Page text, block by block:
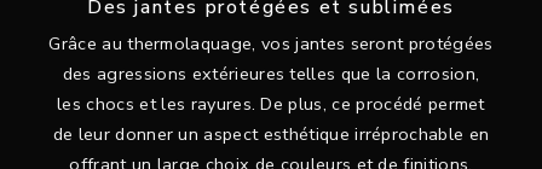
Des jantes protégées et sublimées
Grâce au thermolaquage, vos jantes seront protégées
des agressions extérieures telles que la corrosion,
les chocs et les rayures. De plus, ce procédé permet
de leur donner un aspect esthétique irréprochable en
offrant un large choix de couleurs et de finitions.